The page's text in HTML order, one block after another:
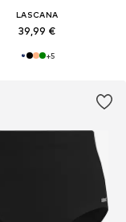
LASCANA
39,99 €
+5